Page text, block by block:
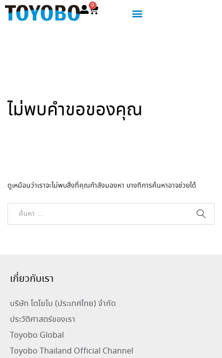
0
ไม่พบคำขอของคุณ
ดูเหมือนว่าเราจะไม่พบสิ่งที่คุณกำลังมองหา บางทีการค้นหาอาจช่วยได้
เกี่ยวกับเรา
บริษัท โตโยโบ (ประเทศไทย) จำกัด
ประวัติศาสตร์ของเรา
Toyobo Global
Toyobo Thailand Official Channel